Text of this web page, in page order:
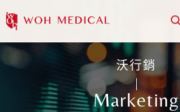
沃行銷
Marketing